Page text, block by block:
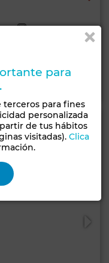
para
terceros para fines
personalizada
de tus hábitos
visitadas). Clica